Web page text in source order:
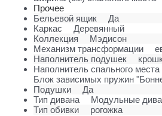
Прочее
Бельевой ящик
Да
Каркас
Деревянный
Коллекция
Мэдисон
Механизм трансформации
Наполнитель подушек
Наполнитель спального места
Блок зависимых пружин
Подушки
Да
Тип дивана
Модульные
Тип обивки
рогожка